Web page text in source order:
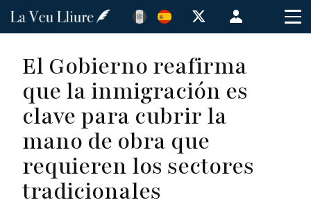
Pasar
principal
Menú
de
de
usuario
El Gobierno reafirma
que la inmigración es
clave para cubrir la
mano de obra que
requieren los sectores
tradicionales